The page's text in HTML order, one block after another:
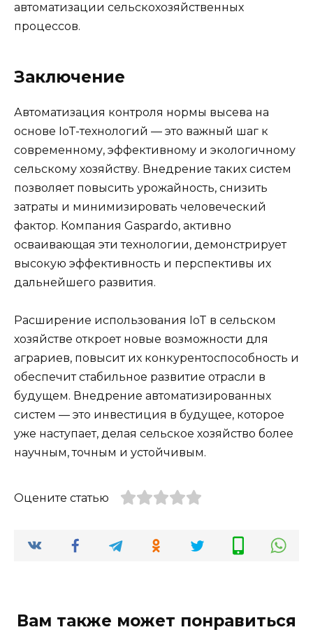
автоматизации сельскохозяйственных
процессов.
Заключение
Автоматизация контроля нормы высева на
основе IoT-технологий — это важный шаг к
современному, эффективному и экологичному
сельскому хозяйству. Внедрение таких систем
позволяет повысить урожайность, снизить
затраты и минимизировать человеческий
фактор. Компания Gaspardo, активно
осваивающая эти технологии, демонстрирует
высокую эффективность и перспективы их
дальнейшего развития.
Расширение использования IoT в сельском
хозяйстве откроет новые возможности для
аграриев, повысит их конкурентоспособность и
обеспечит стабильное развитие отрасли в
будущем. Внедрение автоматизированных
систем — это инвестиция в будущее, которое
уже наступает, делая сельское хозяйство более
научным, точным и устойчивым.
Оцените статью
Вам также может понравиться